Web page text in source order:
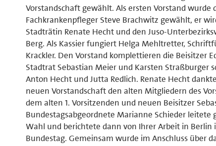
Vorstandschaft gewählt. Als ersten Vorstand wurde
Fachkrankenpfleger Steve Brachwitz gewählt, er
Stadträtin Renate Hecht und den Juso-
Berg. Als Kassier fungiert Helga Mehltretter,
Krackler. Den Vorstand komplettieren die Beisitzer
Stadtrat Sebastian Meier und Karsten Straßburger
Anton Hecht und Jutta Redlich. Renate Hecht
neuen Vorstandschaft den alten Mitgliedern des
dem alten 1. Vorsitzenden und neuen Beisitzer
Bundestagsabgeordnete Marianne Schieder leitete
Wahl und berichtete dann von Ihrer Arbeit in Berlin
Bundestag. Gemeinsam wurde im Anschluss über